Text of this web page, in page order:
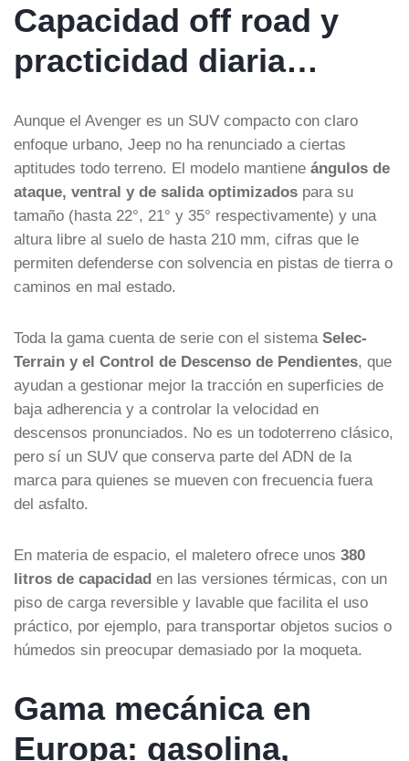
Capacidad off road y
practicidad diaria…
Aunque el Avenger es un SUV compacto con claro
enfoque urbano, Jeep no ha renunciado a ciertas
aptitudes todo terreno. El modelo mantiene ángulos de
ataque, ventral y de salida optimizados para su
tamaño (hasta 22°, 21° y 35° respectivamente) y una
altura libre al suelo de hasta 210 mm, cifras que le
permiten defenderse con solvencia en pistas de tierra o
caminos en mal estado.
Toda la gama cuenta de serie con el sistema Selec-
Terrain y el Control de Descenso de Pendientes, que
ayudan a gestionar mejor la tracción en superficies de
baja adherencia y a controlar la velocidad en
descensos pronunciados. No es un todoterreno clásico,
pero sí un SUV que conserva parte del ADN de la
marca para quienes se mueven con frecuencia fuera
del asfalto.
En materia de espacio, el maletero ofrece unos 380
litros de capacidad en las versiones térmicas, con un
piso de carga reversible y lavable que facilita el uso
práctico, por ejemplo, para transportar objetos sucios o
húmedos sin preocupar demasiado por la moqueta.
Gama mecánica en
Europa: gasolina,